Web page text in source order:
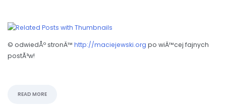
© odwiedÅº stronÄ™ http://maciejewski.org po wiÄ™cej fajnych
postÃ³w!
READ MORE